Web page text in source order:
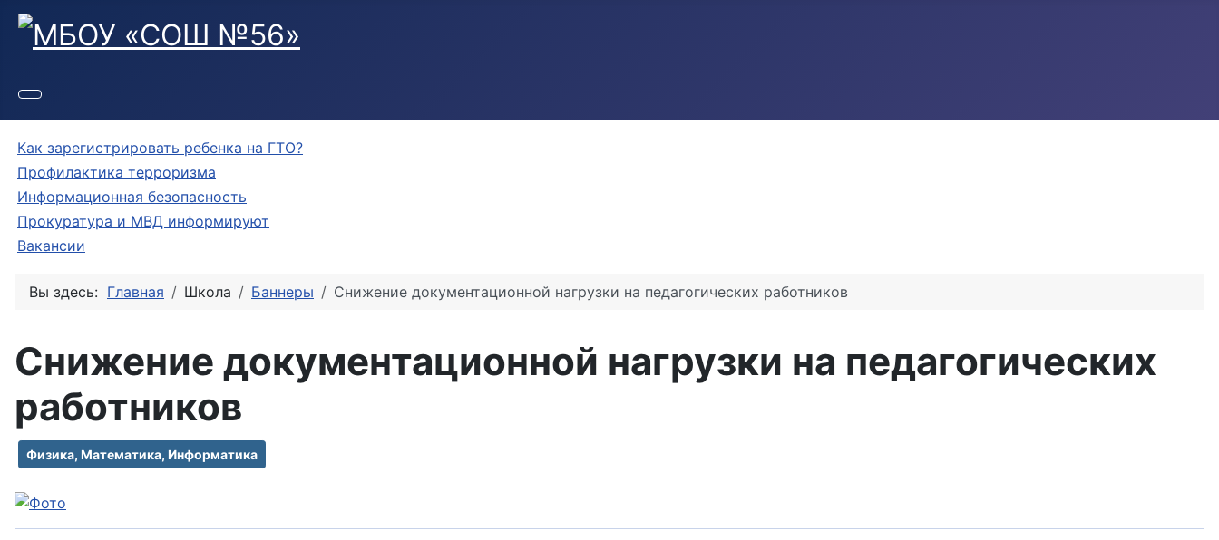
Как зарегистрировать ребенка на ГТО?
Профилактика терроризма
Информационная безопасность
Прокуратура и МВД информируют
Вакансии
Вы здесь: Главная Школа Баннеры Снижение документационной нагрузки на педагогических работников
Снижение документационной нагрузки на педагогических
работников
Физика, Математика, Информатика